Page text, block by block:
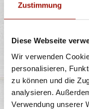
Zustimmung
Diese Webseite
Wir verwenden
personalisieren,
zu können und die
analysieren.
Verwendung unserer
Crispy Chicken,